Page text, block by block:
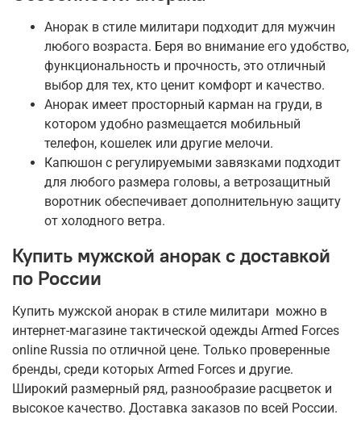
Анорак в стиле милитари подходит для мужчин
любого возраста. Беря во внимание его удобство,
функциональность и прочность, это отличный
выбор для тех, кто ценит комфорт и качество.
Анорак имеет просторный карман на груди, в
котором удобно размещается мобильный
телефон, кошелек или другие мелочи.
Капюшон с регулируемыми завязками подходит
для любого размера головы, а ветрозащитный
воротник обеспечивает дополнительную защиту
от холодного ветра.
Купить мужской анорак с доставкой
по России
Купить мужской анорак в стиле милитари можно в
интернет-магазине тактической одежды Armed Forces
online Russia по отличной цене. Только проверенные
бренды, среди которых Armed Forces и другие.
Широкий размерный ряд, разнообразие расцветок и
высокое качество. Доставка заказов по всей России.